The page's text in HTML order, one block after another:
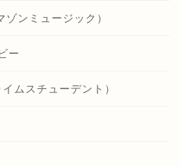
ンミュージック）
ー
ムスチューデント）